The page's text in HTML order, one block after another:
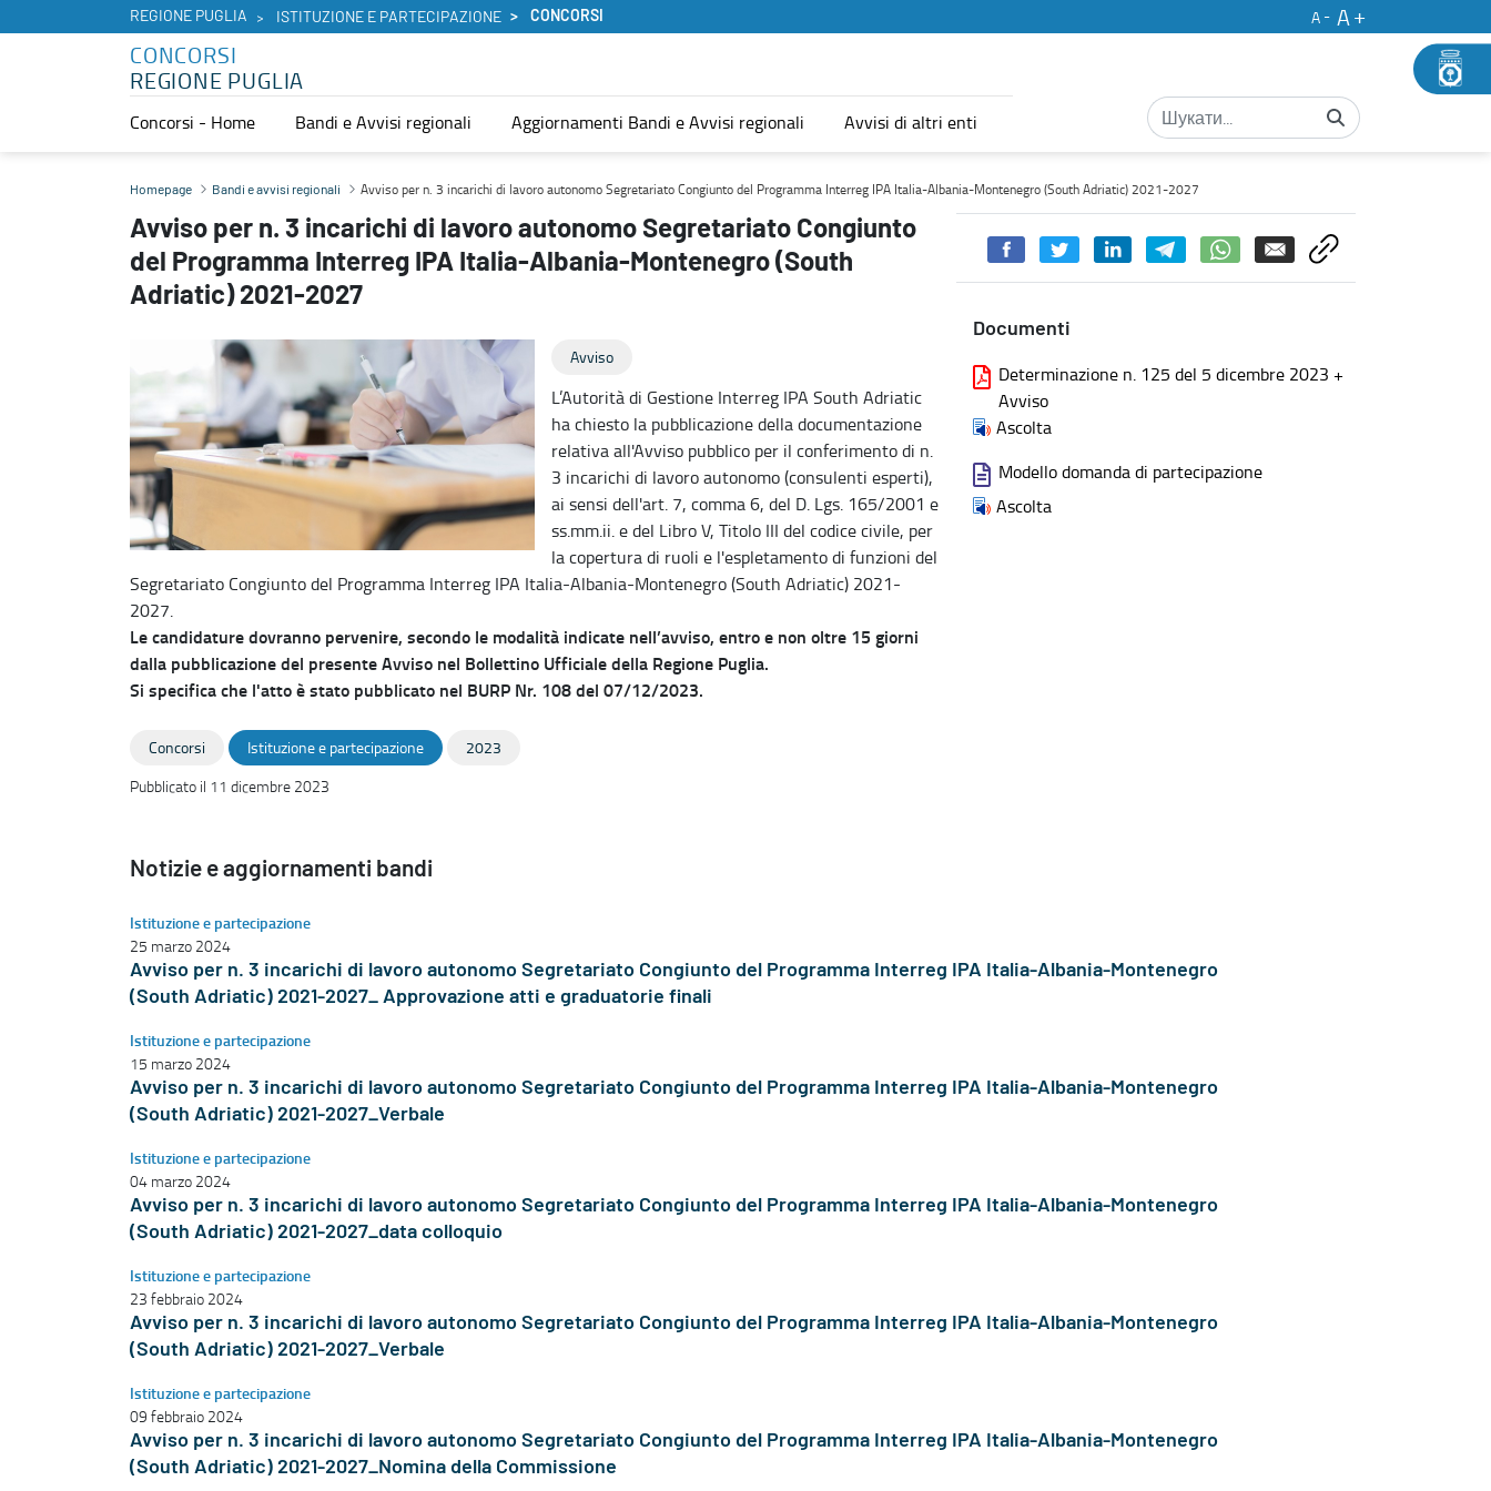
REGIONE PUGLIA ISTITUZIONE E PARTECIPAZIONE CONCORSI A
A
CONCORSI
REGIONE PUGLIA
Concorsi - Home Bandi e Avvisi regionali Aggiornamenti Bandi e Avvisi regionali Avvisi di altri enti
Avviso per n. 3 incarichi di lavoro autonomo Segretariato Congiunto del Programma Interreg IPA Italia-Albania-Montenegro (South Adriatic) 2021-2027 - Concorsi
Homepage Bandi e avvisi regionali Avviso per n. 3 incarichi di lavoro autonomo Segretariato Congiunto del Programma Interreg IPA Italia-Albania-Montenegro (South Adriatic) 2021-2027
Avviso per n. 3 incarichi di lavoro autonomo Segretariato Congiunto
del Programma Interreg IPA Italia-Albania-Montenegro (South
Adriatic) 2021-2027
Avviso
L’Autorità di Gestione Interreg IPA South Adriatic
ha chiesto la pubblicazione della documentazione
relativa all'Avviso pubblico per il conferimento di n.
3 incarichi di lavoro autonomo (consulenti esperti),
ai sensi dell'art. 7, comma 6, del D. Lgs. 165/2001 e
ss.mm.ii. e del Libro V, Titolo III del codice civile, per
la copertura di ruoli e l'espletamento di funzioni del
Segretariato Congiunto del Programma Interreg IPA Italia-Albania-Montenegro (South Adriatic) 2021-
2027.
Le candidature dovranno pervenire, secondo le modalità indicate nell’avviso, entro e non oltre 15 giorni
dalla pubblicazione del presente Avviso nel Bollettino Ufficiale della Regione Puglia.
Si specifica che l'atto è stato pubblicato nel BURP Nr. 108 del 07/12/2023.
Documenti
Determinazione n. 125 del 5 dicembre 2023 +
Avviso
Ascolta
Modello domanda di partecipazione
Ascolta
Concorsi Istituzione e partecipazione
2023
Pubblicato il 11 dicembre 2023
Notizie e aggiornamenti bandi
Istituzione e partecipazione
25 marzo 2024
Avviso per n. 3 incarichi di lavoro autonomo Segretariato Congiunto del Programma Interreg IPA Italia-Albania-Montenegro
(South Adriatic) 2021-2027_ Approvazione atti e graduatorie finali
Istituzione e partecipazione
15 marzo 2024
Avviso per n. 3 incarichi di lavoro autonomo Segretariato Congiunto del Programma Interreg IPA Italia-Albania-Montenegro
(South Adriatic) 2021-2027_Verbale
Istituzione e partecipazione
04 marzo 2024
Avviso per n. 3 incarichi di lavoro autonomo Segretariato Congiunto del Programma Interreg IPA Italia-Albania-Montenegro
(South Adriatic) 2021-2027_data colloquio
Istituzione e partecipazione
23 febbraio 2024
Avviso per n. 3 incarichi di lavoro autonomo Segretariato Congiunto del Programma Interreg IPA Italia-Albania-Montenegro
(South Adriatic) 2021-2027_Verbale
Istituzione e partecipazione
09 febbraio 2024
Avviso per n. 3 incarichi di lavoro autonomo Segretariato Congiunto del Programma Interreg IPA Italia-Albania-Montenegro
(South Adriatic) 2021-2027_Nomina della Commissione